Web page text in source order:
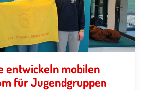
entwickeln mobilen
für Jugendgruppen